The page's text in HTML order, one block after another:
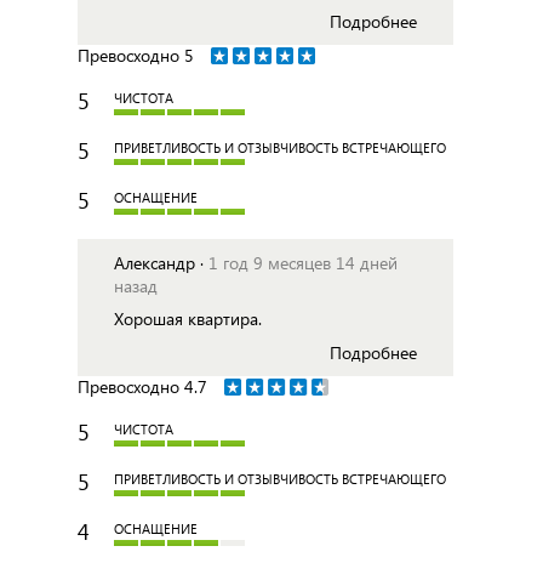
Подробнее
Превосходно 5
5 ЧИСТОТА
5 ПРИВЕТЛИВОСТЬ И ОТЗЫВЧИВОСТЬ ВСТРЕЧАЮЩЕГО
5 ОСНАЩЕНИЕ
Александр · 1 год 9 месяцев 14 дней
назад
Хорошая квартира.
Подробнее
Превосходно 4.7
5 ЧИСТОТА
5 ПРИВЕТЛИВОСТЬ И ОТЗЫВЧИВОСТЬ ВСТРЕЧАЮЩЕГО
4 ОСНАЩЕНИЕ